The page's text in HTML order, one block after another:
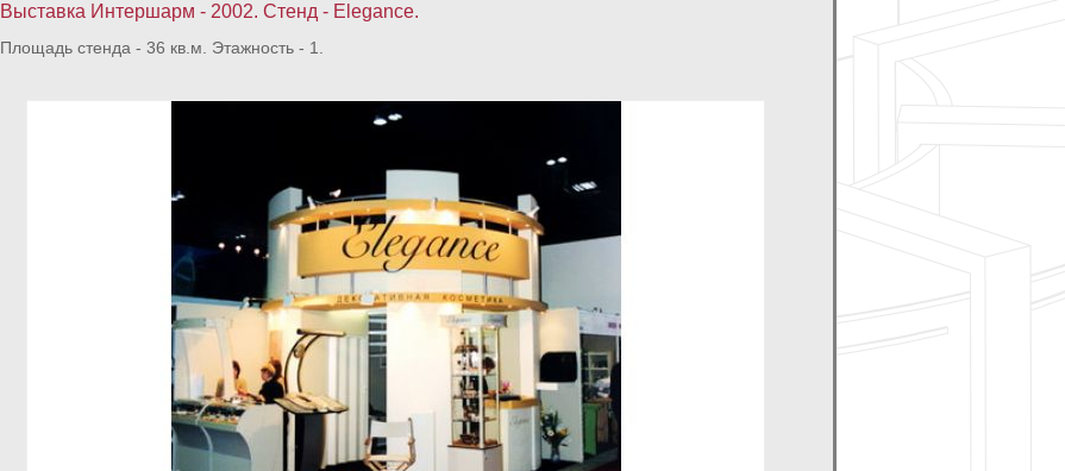
Выставка Интершарм - 2002. Стенд - Elegance.
Площадь стенда - 36 кв.м. Этажность - 1.